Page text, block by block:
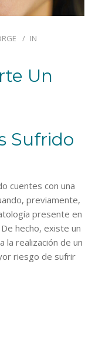
IN
Un
Sufrido
cuentes con una
previamente,
presente en
hecho, existe un
la realización de un
riesgo de sufrir